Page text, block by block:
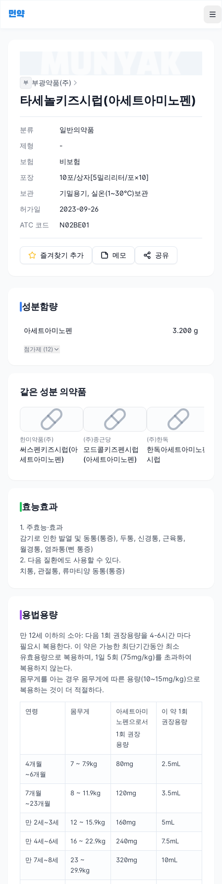
먼약
부 부광약품(주)
타세놀키즈시럽(아세트아미노펜)
분류
일반의약품
제형
-
보험
비보험
포장
10포/상자[5밀리리터/포×10]
보관
기밀용기, 실온(1~30℃)보관
허가일
2023-09-26
ATC 코드
N02BE01
즐겨찾기 추가 메모 공유
성분함량
아세트아미노펜 3.200 g
첨가제 (12)
같은 성분 의약품
한미약품(주)
써스펜키즈시럽(아
세트아미노펜)
(주)종근당
모드콜키즈펜시럽
(아세트아미노펜)
(주)한독
한독아세트아미노펜
시럽
효능효과
1. 주효능·효과
감기로 인한 발열 및 동통(통증), 두통, 신경통, 근육통,
월경통, 염좌통(삔 통증)
2. 다음 질환에도 사용할 수 있다.
치통, 관절통, 류마티양 동통(통증)
용법용량
만 12세 이하의 소아: 다음 1회 권장용량을 4-6시간 마다
필요시 복용한다. 이 약은 가능한 최단기간동안 최소
유효용량으로 복용하며, 1일 5회 (75mg/kg)를 초과하여
복용하지 않는다.
몸무게를 아는 경우 몸무게에 따른 용량(10~15mg/kg)으로
복용하는 것이 더 적절하다.
연령 몸무게
아세트아미
노펜으로서
1회 권장
용량
이 약 1회
권장용량
4개월
~6개월
7 ~ 7.9kg 80mg 2.5mL
7개월
~23개월
8 ~ 11.9kg 120mg 3.5mL
만 2세~3세 12 ~ 15.9kg 160mg 5mL
만 4세~6세 16 ~ 22.9kg 240mg 7.5mL
만 7세~8세
23 ~
29.9kg
320mg 10mL